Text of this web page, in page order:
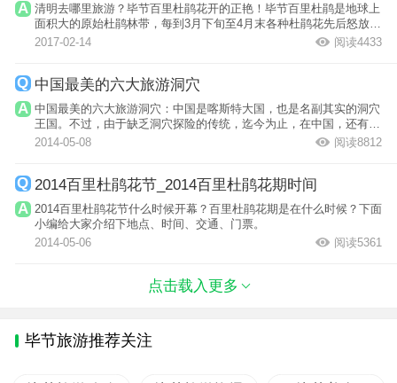
清明去哪里旅游？毕节百里杜鹃花开的正艳！毕节百里杜鹃是地球上
面积大的原始杜鹃林带，每到3月下旬至4月末各种杜鹃花先后怒放，
漫山遍野，...
2017-02-14 阅读4433
中国最美的六大旅游洞穴
中国最美的六大旅游洞穴：中国是喀斯特大国，也是名副其实的洞穴
王国。不过，由于缺乏洞穴探险的传统，迄今为止，在中国，还有许
许多多的洞...
2014-05-08 阅读8812
2014百里杜鹃花节_2014百里杜鹃花期时间
2014百里杜鹃花节什么时候开幕？百里杜鹃花期是在什么时候？下面
小编给大家介绍下地点、时间、交通、门票。
2014-05-06
阅读5361
点击载入更多
毕节旅游推荐关注